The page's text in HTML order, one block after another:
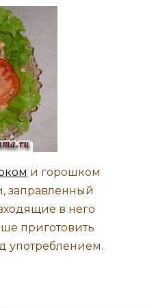
и горошком
заправленный
в него
приготовить
употреблением.